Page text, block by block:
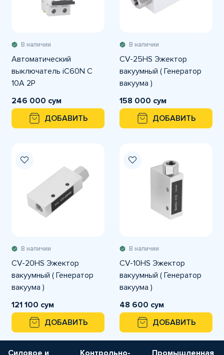
В наличии
Автоматический
выключатель iC60N C
10A 2P
246 000 сум
ДОБАВИТЬ
В наличии
CV-25HS Эжектор
вакуумный ( Генератор
вакуума )
158 000 сум
ДОБАВИТЬ
В наличии
CV-20HS Эжектор
вакуумный ( Генератор
вакуума )
121 100 сум
ДОБАВИТЬ
В наличии
CV-10HS Эжектор
вакуумный ( Генератор
вакуума )
48 600 сум
ДОБАВИТЬ
Силовое и Контрольно- Промышленная